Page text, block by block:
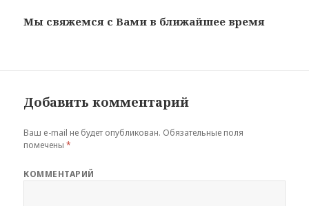
Мы свяжемся с Вами в ближайшее время
Добавить комментарий
Ваш e-mail не будет опубликован. Обязательные поля
помечены*
КОММЕНТАРИЙ